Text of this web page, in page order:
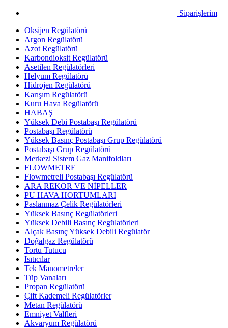
Siparişlerim
Oksijen Regülatörü
Argon Regülatörü
Azot Regülatörü
Karbondioksit Regülatörü
Asetilen Regülatörleri
Helyum Regülatörü
Hidrojen Regülatörü
Karışım Regülatörü
Kuru Hava Regülatörü
HABAŞ
Yüksek Debi Postabaşı Regülatörü
Postabaşı Regülatörü
Yüksek Basınç Postabaşı Grup Regülatörü
Postabaşı Grup Regülatörü
Merkezi Sistem Gaz Manifoldları
FLOWMETRE
Flowmetreli Postabaşı Regülatörü
ARA REKOR VE NİPELLER
PU HAVA HORTUMLARI
Paslanmaz Çelik Regülatörleri
Yüksek Basınç Regülatörleri
Yüksek Debili Basınç Regülatörleri
Alçak Basınç Yüksek Debili Regülatör
Doğalgaz Regülatörü
Tortu Tutucu
Isıtıcılar
Tek Manometreler
Tüp Vanaları
Propan Regülatörü
Çift Kademeli Regülatörler
Metan Regülatörü
Emniyet Valfleri
Akvaryum Regülatörü